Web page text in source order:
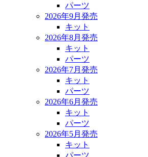
パーツ
2026年9月発売
キット
2026年8月発売
キット
パーツ
2026年7月発売
キット
パーツ
2026年6月発売
キット
パーツ
2026年5月発売
キット